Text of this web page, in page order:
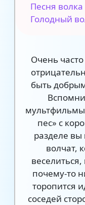
Песня волка
Голодный
Очень
быть
пес» с
разделе вы
волчат,
почему-то
торопится
соседей